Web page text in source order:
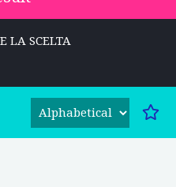
LA SCELTA